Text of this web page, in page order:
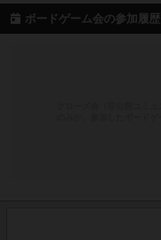
ボードゲーム会の参加履歴